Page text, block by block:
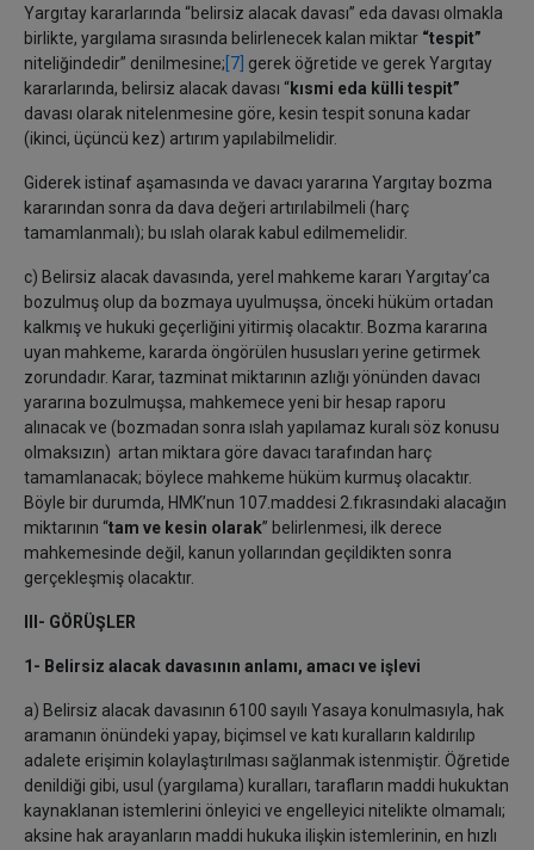
Yargıtay kararlarında “belirsiz alacak davası” eda davası olmakla
birlikte, yargılama sırasında belirlenecek kalan miktar “tespit”
niteliğindedir” denilmesine; [7] gerek öğretide ve gerek Yargıtay
kararlarında, belirsiz alacak davası “kısmi eda külli tespit”
davası olarak nitelenmesine göre, kesin tespit sonuna kadar
(ikinci, üçüncü kez) artırım yapılabilmelidir.
Giderek istinaf aşamasında ve davacı yararına Yargıtay bozma
kararından sonra da dava değeri artırılabilmeli (harç
tamamlanmalı); bu ıslah olarak kabul edilmemelidir.
c) Belirsiz alacak davasında, yerel mahkeme kararı Yargıtay’ca
bozulmuş olup da bozmaya uyulmuşsa, önceki hüküm ortadan
kalkmış ve hukuki geçerliğini yitirmiş olacaktır. Bozma kararına
uyan mahkeme, kararda öngörülen hususları yerine getirmek
zorundadır. Karar, tazminat miktarının azlığı yönünden davacı
yararına bozulmuşsa, mahkemece yeni bir hesap raporu
alınacak ve (bozmadan sonra ıslah yapılamaz kuralı söz konusu
olmaksızın) artan miktara göre davacı tarafından harç
tamamlanacak; böylece mahkeme hüküm kurmuş olacaktır.
Böyle bir durumda, HMK’nun 107.maddesi 2.fıkrasındaki alacağın
miktarının “tam ve kesin olarak” belirlenmesi, ilk derece
mahkemesinde değil, kanun yollarından geçildikten sonra
gerçekleşmiş olacaktır.
III- GÖRÜŞLER
1- Belirsiz alacak davasının anlamı, amacı ve işlevi
a) Belirsiz alacak davasının 6100 sayılı Yasaya konulmasıyla, hak
aramanın önündeki yapay, biçimsel ve katı kuralların kaldırılıp
adalete erişimin kolaylaştırılması sağlanmak istenmiştir. Öğretide
denildiği gibi, usul (yargılama) kuralları, tarafların maddi hukuktan
kaynaklanan istemlerini önleyici ve engelleyici nitelikte olmamalı;
aksine hak arayanların maddi hukuka ilişkin istemlerinin, en hızlı